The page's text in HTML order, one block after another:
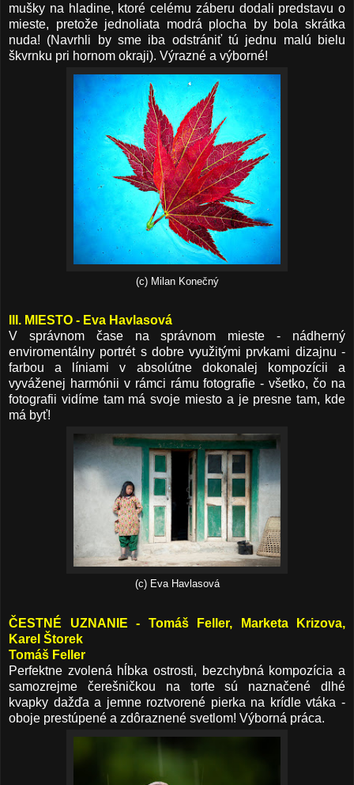
mušky na hladine, ktoré celému záberu dodali predstavu o
mieste, pretože jednoliata modrá plocha by bola skrátka
nuda! (Navrhli by sme iba odstrániť tú jednu malú bielu
škvrnku pri hornom okraji). Výrazné a výborné!
(c) Milan Konečný
III. MIESTO - Eva Havlasová
V správnom čase na správnom mieste - nádherný
enviromentálny portrét s dobre využitými prvkami dizajnu -
farbou a líniami v absolútne dokonalej kompozícii a
vyváženej harmónii v rámci rámu fotografie - všetko, čo na
fotografii vidíme tam má svoje miesto a je presne tam, kde
má byť!
(c) Eva Havlasová
ČESTNÉ UZNANIE - Tomáš Feller, Marketa Krizova,
Karel Štorek
Tomáš Feller
Perfektne zvolená hĺbka ostrosti, bezchybná kompozícia a
samozrejme čerešničkou na torte sú naznačené dlhé
kvapky dažďa a jemne roztvorené pierka na krídle vtáka -
oboje prestúpené a zdôraznené svetlom! Výborná práca.